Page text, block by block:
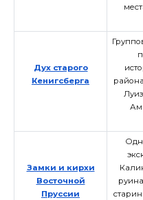
Дух старого
Кенигсберга
Замки и кирхи
Восточной
Пруссии